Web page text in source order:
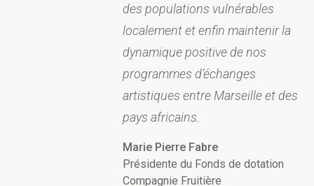
des populations vulnérables
localement et enfin maintenir la
dynamique positive de nos
programmes d’échanges
artistiques entre Marseille et des
pays africains.
Marie Pierre Fabre
Présidente du Fonds de dotation
Compagnie Fruitière